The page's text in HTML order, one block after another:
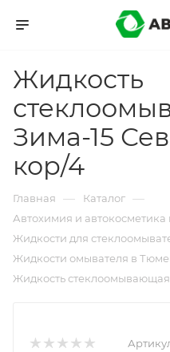
Жидкость
Зима-15
кор/4
Главная — Каталог —
Автохимия и
Жидкости для
Жидкости омывателя в
Жидкость